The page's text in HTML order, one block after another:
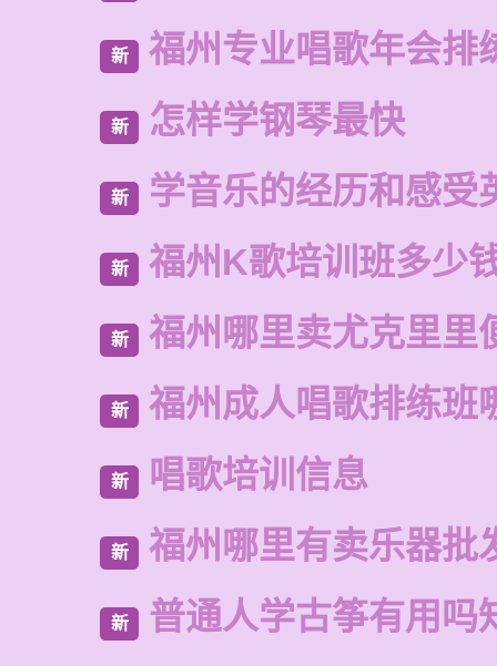
新 福州专业唱歌年会排
新 怎样学钢琴最快
新 学音乐的经历和感受
新 福州K歌培训班多少
新 福州哪里卖尤克里里
新 福州成人唱歌排练班
新 唱歌培训信息
新 福州哪里有卖乐器批
新 普通人学古筝有用吗